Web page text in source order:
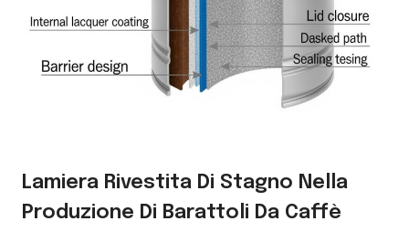
Lamiera Rivestita Di Stagno Nella
Produzione Di Barattoli Da Caffè